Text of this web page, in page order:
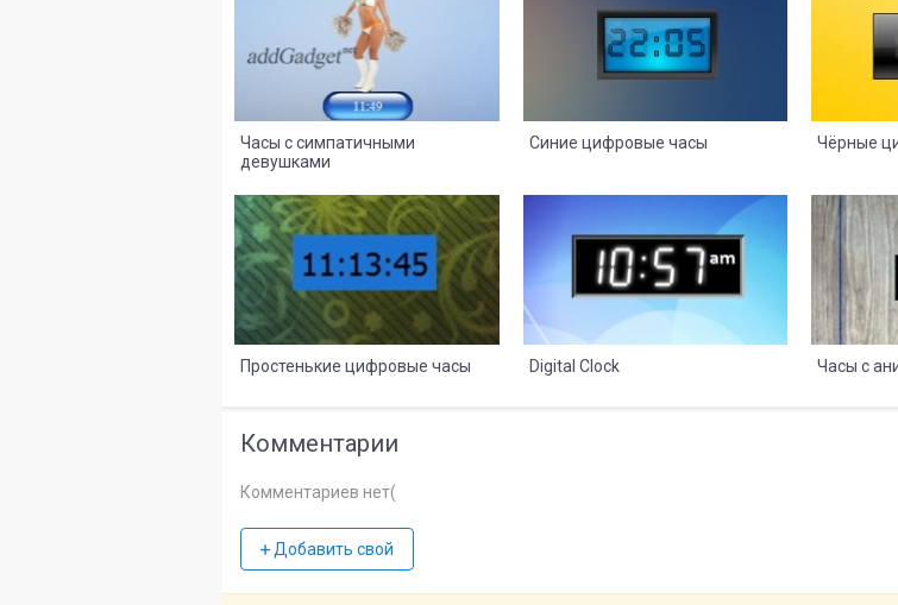
Часы с симпатичными
девушками
Синие цифровые часы Чёрные
8 2
Простенькие цифровые часы
8
Digital Clock Часы с
Комментарии
Комментариев нет(
Добавить свой